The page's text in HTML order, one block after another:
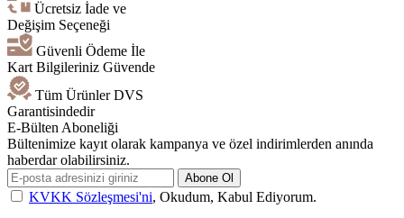
Ücretsiz İade ve
Değişim Seçeneği
Güvenli Ödeme İle
Kart Bilgileriniz Güvende
Tüm Ürünler DVS
Garantisindedir
E-Bülten Aboneliği
Bültenimize kayıt olarak kampanya ve özel indirimlerden anında
haberdar olabilirsiniz.
Abone Ol
KVKK Sözleşmesi'ni, Okudum, Kabul Ediyorum.